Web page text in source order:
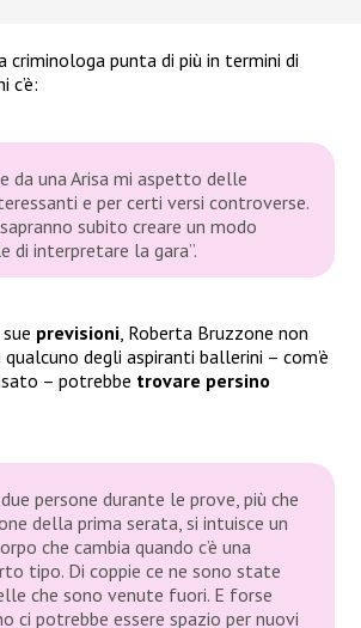
criminologa punta di più in termini di
c’è:
da una Arisa mi aspetto delle
e per certi versi controverse.
subito creare un modo
di interpretare la gara”.
previsioni, Roberta Bruzzone non
degli aspiranti ballerini – com’è
– potrebbe trovare persino
persone durante le prove, più che
della prima serata, si intuisce un
che cambia quando c’è una
tipo. Di coppie ce ne sono state
che sono venute fuori. E forse
ci potrebbe essere spazio per nuovi